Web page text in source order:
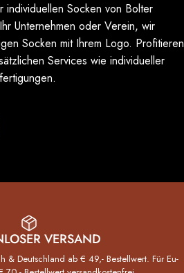
Socken von Bolter
Unternehmen oder Verein, wir
Socken mit Ihrem Logo. Profitieren
Services wie individueller
VERSAND
& Deutsch­land ab € 49,- Bestell­wert. Für Eu­